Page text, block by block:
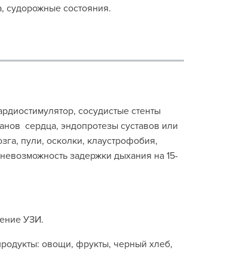
судорожные состояния.
сосудистые стенты
сердца, эндопротезы суставов или
пули, осколки, клаустрофобия,
задержки дыхания на 15-
УЗИ.
овощи, фрукты, черный хлеб,